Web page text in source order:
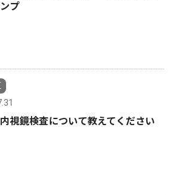
プ
視鏡検査について教えてください